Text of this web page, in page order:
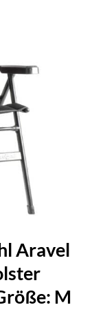
Aravel
M